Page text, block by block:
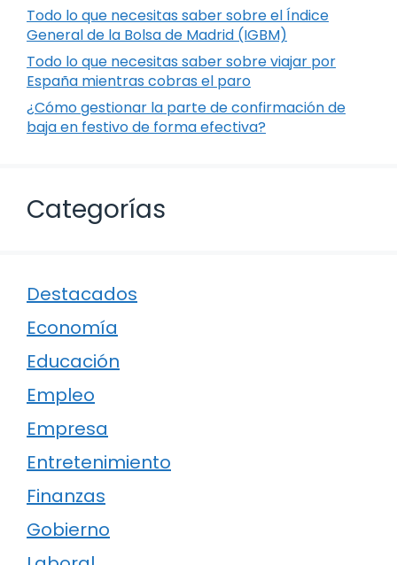
Todo lo que necesitas saber sobre el Índice
General de la Bolsa de Madrid (IGBM)
Todo lo que necesitas saber sobre viajar por
España mientras cobras el paro
¿Cómo gestionar la parte de confirmación de
baja en festivo de forma efectiva?
Categorías
Destacados
Economía
Educación
Empleo
Empresa
Entretenimiento
Finanzas
Gobierno